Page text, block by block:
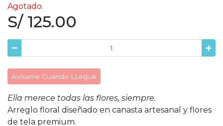
Agotado.
S/ 125.00
Avísame Cuando LLegue
Ella merece todas las flores, siempre.
Arreglo floral diseñado en canasta artesanal y flores
de tela premium.